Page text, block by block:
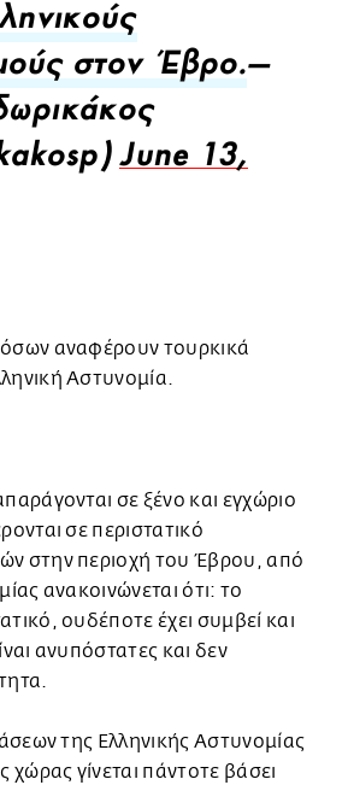
στον Έβρο.—
June 13,
αναφέρουν τουρκικά
Αστυνομία.
σε ξένο και εγχώριο
σε περιστατικό
στην περιοχή του Έβρου, από
ανακοινώνεται ότι: το
ουδέποτε έχει συμβεί και
ανυπόστατες και δεν
της Ελληνικής Αστυνομίας
γίνεται πάντοτε βάσει